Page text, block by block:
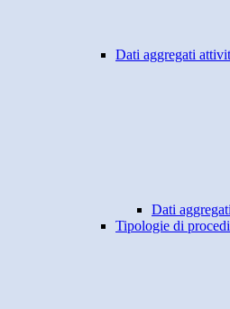
Dati aggregati
Dati
Tipologie di